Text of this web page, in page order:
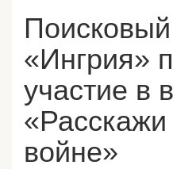
«Ингрия»
участие в
войне»